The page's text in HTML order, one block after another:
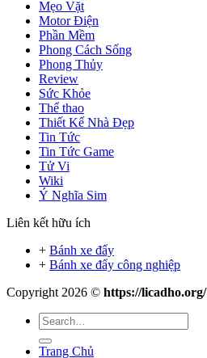
Mẹo Vặt
Motor Điện
Phần Mềm
Phong Cách Sống
Phong Thủy
Review
Sức Khỏe
Thể thao
Thiết Kế Nhà Đẹp
Tin Tức
Tin Tức Game
Tử Vi
Wiki
Ý Nghĩa Sim
Liên kết hữu ích
+ Bánh xe đẩy
+ Bánh xe đẩy công nghiệp
Copyright 2026 © https://licadho.org/
Trang Chủ